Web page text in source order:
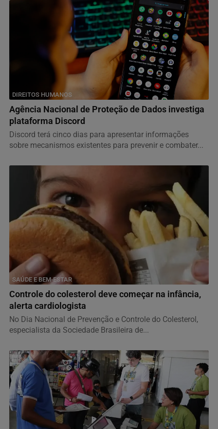
DIREITOS HUMANOS
Agência Nacional de Proteção de Dados investiga
plataforma Discord
Discord terá cinco dias para apresentar informações
sobre mecanismos existentes para prevenir e combater...
SAÚDE E BEM-ESTAR
Controle do colesterol deve começar na infância,
alerta cardiologista
No Dia Nacional de Prevenção e Controle do Colesterol,
especialista da Sociedade Brasileira de...